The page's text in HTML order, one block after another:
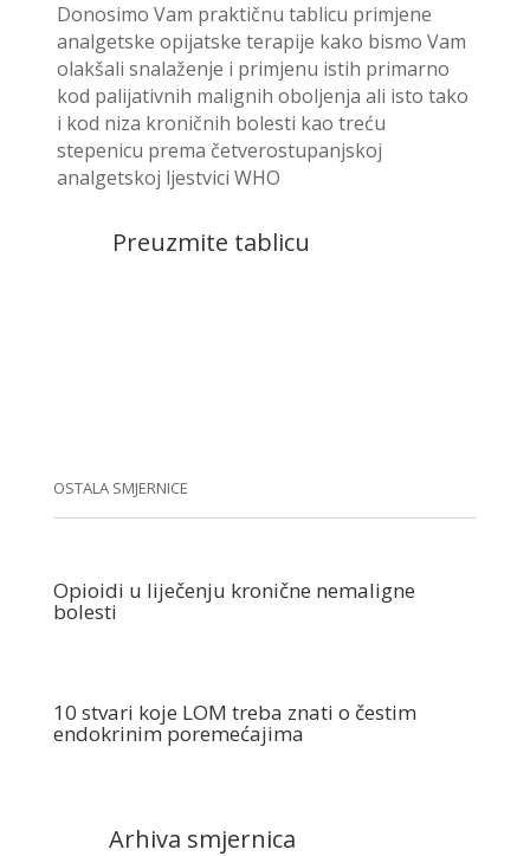
Donosimo Vam praktičnu tablicu primjene
analgetske opijatske terapije kako bismo Vam
olakšali snalaženje i primjenu istih primarno
kod palijativnih malignih oboljenja ali isto tako
i kod niza kroničnih bolesti kao treću
stepenicu prema četverostupanjskoj
analgetskoj ljestvici WHO
Preuzmite tablicu
OSTALA SMJERNICE
Opioidi u liječenju kronične nemaligne
bolesti
10 stvari koje LOM treba znati o čestim
endokrinim poremećajima
Arhiva smjernica